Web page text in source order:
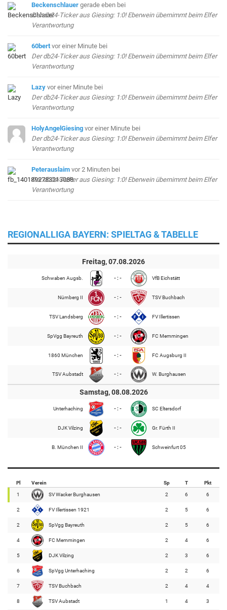
Beckenschlauer gerade eben bei
Der db24-Ticker aus Giesing: 1:0! Eberwein übernimmt beim Elfer
Verantwortung
60bert vor einer Minute bei
Der db24-Ticker aus Giesing: 1:0! Eberwein übernimmt beim Elfer
Verantwortung
Lazy vor einer Minute bei
Der db24-Ticker aus Giesing: 1:0! Eberwein übernimmt beim Elfer
Verantwortung
HolyAngelGiesing vor einer Minute bei
Der db24-Ticker aus Giesing: 1:0! Eberwein übernimmt beim Elfer
Verantwortung
Peterauslaim vor 2 Minuten bei
Der db24-Ticker aus Giesing: 1:0! Eberwein übernimmt beim Elfer
Verantwortung
REGIONALLIGA BAYERN: SPIELTAG & TABELLE
Freitag, 07.08.2026
Schwaben Augsb. - : - VfB Eichstätt
Nürnberg II - : - TSV Buchbach
TSV Landsberg - : - FV Illertissen
SpVgg Bayreuth - : - FC Memmingen
1860 München - : - FC Augsburg II
TSV Aubstadt - : - W. Burghausen
Samstag, 08.08.2026
Unterhaching - : - SC Eltersdorf
DJK Vilzing - : - Gr. Fürth II
B. München II - : - Schweinfurt 05
Pl Verein Sp T Pkt
1 SV Wacker Burghausen 2 6 6
2 FV Illertissen 1921 2 5 6
2 SpVgg Bayreuth 2 5 6
4 FC Memmingen 2 4 6
5 DJK Vilzing 2 3 6
6 SpVgg Unterhaching 2 2 6
7 TSV Buchbach 2 4 4
8 TSV Aubstadt 1 4 3